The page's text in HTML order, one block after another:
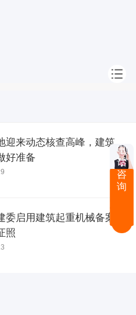
迎来动态核查高峰，建筑
好准备
委启用建筑起重机械备案
照
电
话
咨
询